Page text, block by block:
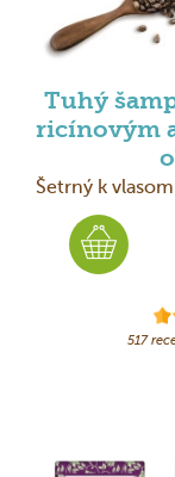
Tuhý
ricínovým
Šetrný k
517